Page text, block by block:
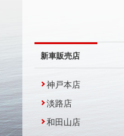
新車販売店
神戸本店
淡路店
和田山店